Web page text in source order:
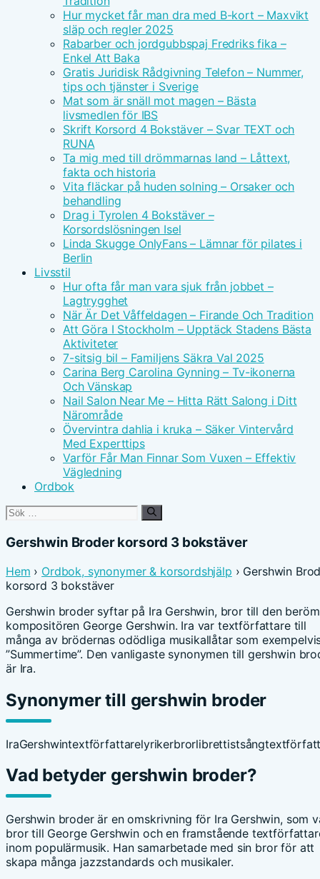
Hur mycket får man dra med B-kort – Maxvikt
släp och regler 2025
Rabarber och jordgubbspaj Fredriks fika –
Enkel Att Baka
Gratis Juridisk Rådgivning Telefon – Nummer,
tips och tjänster i Sverige
Mat som är snäll mot magen – Bästa
livsmedlen för IBS
Skrift Korsord 4 Bokstäver – Svar TEXT och
RUNA
Ta mig med till drömmarnas land – Låttext,
fakta och historia
Vita fläckar på huden solning – Orsaker och
behandling
Drag i Tyrolen 4 Bokstäver –
Korsordslösningen Isel
Linda Skugge OnlyFans – Lämnar för pilates i
Berlin
Livsstil
Hur ofta får man vara sjuk från jobbet –
Lagtrygghet
När Är Det Våffeldagen – Firande Och Tradition
Att Göra I Stockholm – Upptäck Stadens Bästa
Aktiviteter
7-sitsig bil – Familjens Säkra Val 2025
Carina Berg Carolina Gynning – Tv-ikonerna
Och Vänskap
Nail Salon Near Me – Hitta Rätt Salong i Ditt
Närområde
Övervintra dahlia i kruka – Säker Vintervård
Med Experttips
Varför Får Man Finnar Som Vuxen – Effektiv
Vägledning
Ordbok
Sök
Gershwin Broder korsord 3 bokstäver
Hem › Ordbok, synonymer & korsordshjälp › Gershwin
korsord 3 bokstäver
Gershwin broder syftar på Ira Gershwin, bror till den
kompositören George Gershwin. Ira var textförfattare till
många av brödernas odödliga musikallåtar som
”Summertime”. Den vanligaste synonymen till gershwin
är Ira.
Synonymer till gershwin broder
IraGershwintextförfattarelyrikerbrorlibrettist
Vad betyder gershwin broder?
Gershwin broder är en omskrivning för Ira Gershwin, som
bror till George Gershwin och en framstående
inom populärmusik. Han samarbetade med sin bror för att
skapa många jazzstandards och musikaler.